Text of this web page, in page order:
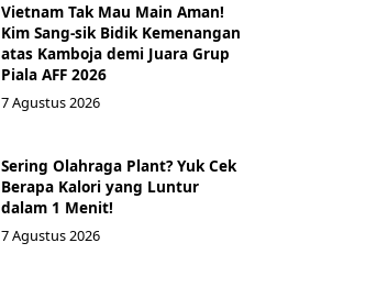
Vietnam Tak Mau Main Aman!
Kim Sang-sik Bidik Kemenangan
atas Kamboja demi Juara Grup
Piala AFF 2026
7 Agustus 2026
Sering Olahraga Plant? Yuk Cek
Berapa Kalori yang Luntur
dalam 1 Menit!
7 Agustus 2026